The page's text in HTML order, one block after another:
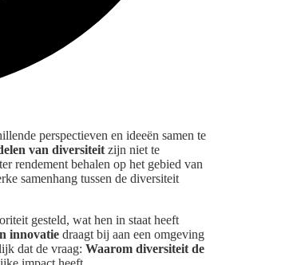
perspectieven en ideeën samen te
van diversiteit zijn niet te
rendement behalen op het gebied van
samenhang tussen de diversiteit
gesteld, wat hen in staat heeft
innovatie draagt bij aan een omgeving
dat de vraag: Waarom diversiteit de